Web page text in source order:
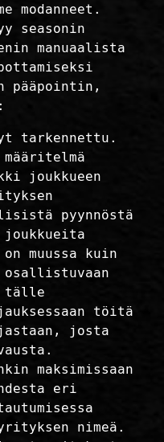
modanneet.
seasonin
manuaalista
pääpointin,
tarkennettu.
joukkueen
pyynnöstä
muussa kuin
osallistuvaan
tälle
töitä
josta
maksimissaan
eri
nimeä.